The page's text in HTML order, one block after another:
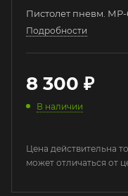
Пистолет пневм. МР-
Подробности
8 300 ₽
В наличии
Цена действительна
может отличаться от